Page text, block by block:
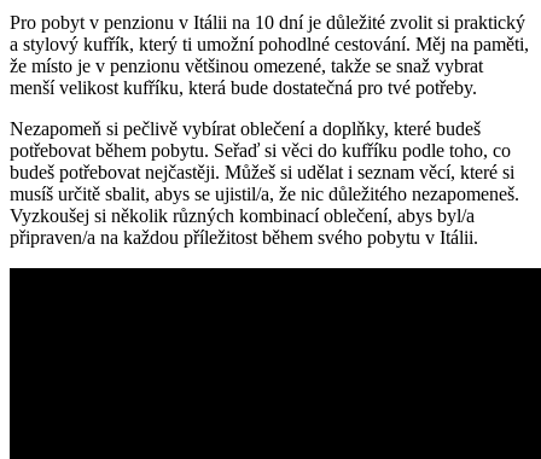
Pro pobyt v penzionu v Itálii na 10 dní je důležité zvolit si praktický
a stylový kufřík, který ti umožní pohodlné cestování. Měj na paměti,
že místo je v penzionu většinou omezené, takže se snaž vybrat
menší velikost kufříku, která bude dostatečná pro tvé potřeby.
Nezapomeň si pečlivě vybírat oblečení a doplňky, které budeš
potřebovat během pobytu. Seřaď si věci do kufříku podle toho, co
budeš potřebovat nejčastěji. Můžeš si udělat i seznam věcí, které si
musíš určitě sbalit, abys se ujistil/a, že nic důležitého nezapomeneš.
Vyzkoušej si několik různých kombinací oblečení, abys byl/a
připraven/a na každou příležitost během svého pobytu v Itálii.